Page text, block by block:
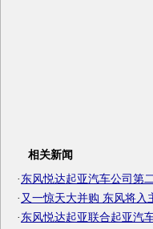
相关新闻
·东风悦达起亚汽车公司第
· 又一惊天大并购 东风将入
·东风悦达起亚联合起亚汽